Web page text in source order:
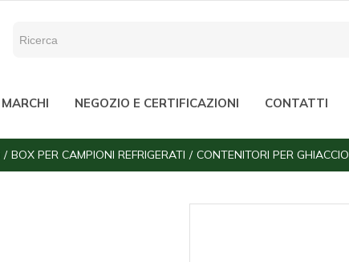
MARCHI NEGOZIO E CERTIFICAZIONI CONTATTI
BOX PER CAMPIONI REFRIGERATI CONTENITORI PER GHIACCIO